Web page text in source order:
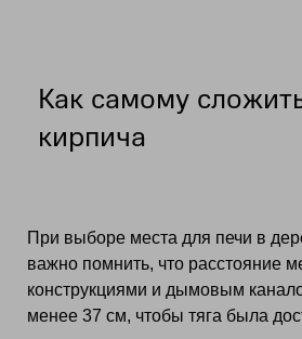
Как самому
кирпича
При выборе места для печи в
важно помнить, что расстояние
конструкциями и дымовым
менее 37 см, чтобы тяга была